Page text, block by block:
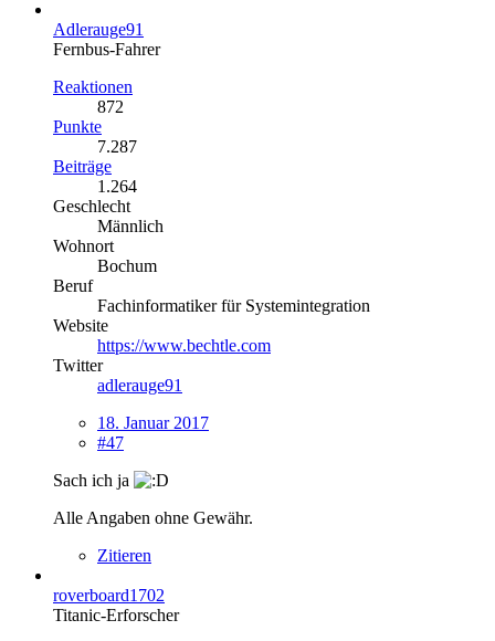
Adlerauge91
Fernbus-Fahrer
Reaktionen
872
Punkte
7.287
Beiträge
1.264
Geschlecht
Männlich
Wohnort
Bochum
Beruf
Fachinformatiker für Systemintegration
Website
https://www.bechtle.com
Twitter
adlerauge91
18. Januar 2017
#47
Sach ich ja
Alle Angaben ohne Gewähr.
Zitieren
roverboard1702
Titanic-Erforscher